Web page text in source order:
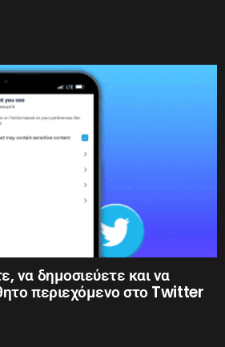
να δημοσιεύετε και να
περιεχόμενο στο Twitter